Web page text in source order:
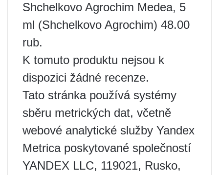
Shchelkovo Agrochim Medea, 5
ml (Shchelkovo Agrochim) 48.00
rub.
K tomuto produktu nejsou k
dispozici žádné recenze.
Tato stránka používá systémy
sběru metrických dat, včetně
webové analytické služby Yandex
Metrica poskytované společností
YANDEX LLC, 119021, Rusko,